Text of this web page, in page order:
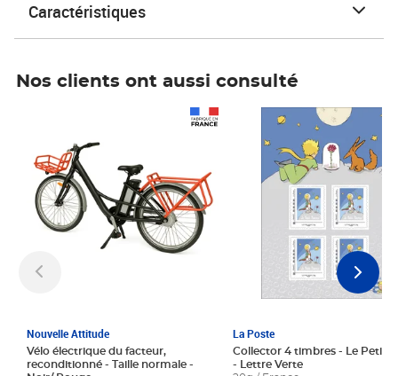
Caractéristiques
Nos clients ont aussi consulté
Nouvelle Attitude
Vélo électrique du facteur,
reconditionné - Taille normale -
La Poste
Collector 4 timbres - Le Petit
- Lettre Verte
Prix 6,25€ HT